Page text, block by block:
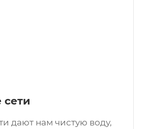
дают нам чистую воду,